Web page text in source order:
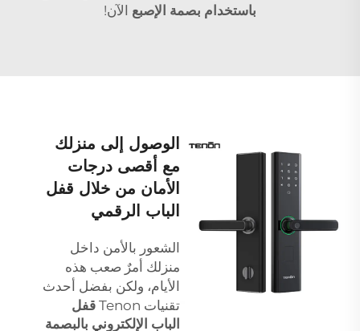
باستخدام بصمة الإصبع الآن!
الوصول إلى منزلك
مع أقصى درجات
الأمان من خلال قفل
الباب الرقمي
الشعور بالأمن داخل
منزلك أمرٌ صعب هذه
الأيام، ولكن بفضل أحدث
تقنيات Tenon
قفل
الباب الإلكتروني بالبصمة